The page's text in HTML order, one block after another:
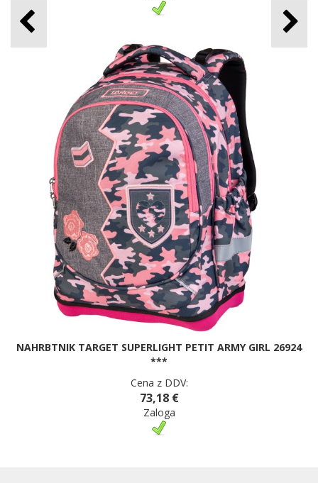
NAHRBTNIK TARGET SUPERLIGHT PETIT ARMY GIRL 26924
***
Cena z DDV:
73,18 €
Zaloga